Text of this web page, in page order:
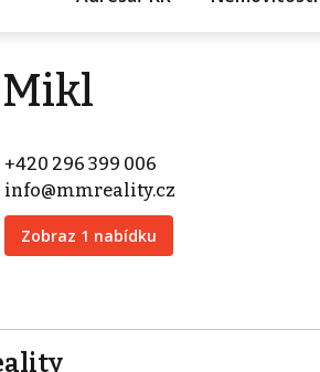
+420 296 399 006
info@mmreality.cz
Zobraz 1 nabídku